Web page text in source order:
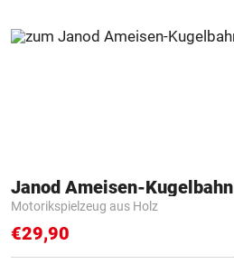
Janod Ameisen-Kugelbahn
Motorikspielzeug aus Holz
€29,90